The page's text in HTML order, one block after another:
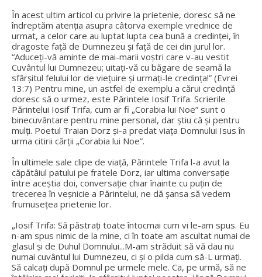
În acest ultim articol cu privire la prietenie, doresc să ne
îndreptăm atenția asupra câtorva exemple vrednice de
urmat, a celor care au luptat lupta cea bună a credinței, în
dragoste față de Dumnezeu și față de cei din jurul lor.
“Aduceți-vă aminte de mai-marii voștri care v-au vestit
Cuvântul lui Dumnezeu; uitați-vă cu băgare de seamă la
sfârșitul felului lor de viețuire și urmați-le credința!” (Evrei
13:7) Pentru mine, un astfel de exemplu a cărui credință
doresc să o urmez, este Părintele Iosif Trifa. Scrierile
Părintelui Iosif Trifa, cum ar fi „Corabia lui Noe” sunt o
binecuvântare pentru mine personal, dar știu că și pentru
mulți. Poetul Traian Dorz și-a predat viața Domnului Isus în
urma citirii cărții „Corabia lui Noe”.
În ultimele sale clipe de viață, Părintele Trifa l-a avut la
căpătâiul patului pe fratele Dorz, iar ultima conversație
între aceștia doi, conversație chiar înainte cu puțin de
trecerea în veșnicie a Părintelui, ne dă șansa să vedem
frumusețea prietenie lor.
„Iosif Trifa: Să păstrați toate întocmai cum vi le-am spus. Eu
n-am spus nimic de la mine, ci în toate am ascultat numai de
glasul și de Duhul Domnului...M-am străduit să vă dau nu
numai cuvântul lui Dumnezeu, ci și o pilda cum să-L urmați.
Să calcați după Domnul pe urmele mele. Ca, pe urmă, să ne